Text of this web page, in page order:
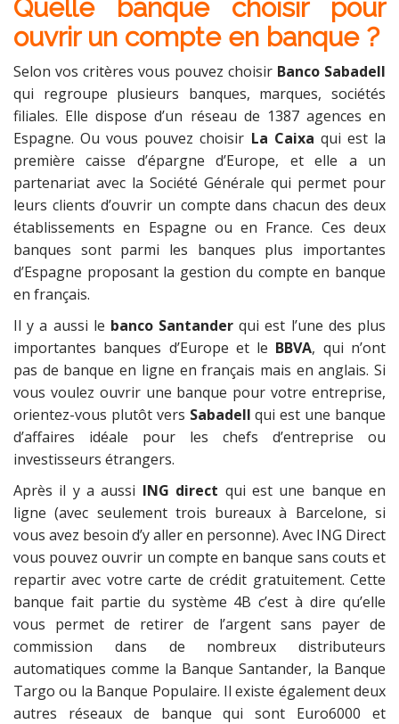
Quelle banque choisir pour
ouvrir un compte en banque ?
Selon vos critères vous pouvez choisir Banco Sabadell
qui regroupe plusieurs banques, marques, sociétés
filiales. Elle dispose d’un réseau de 1387 agences en
Espagne. Ou vous pouvez choisir La Caixa qui est la
première caisse d’épargne d’Europe, et elle a un
partenariat avec la Société Générale qui permet pour
leurs clients d’ouvrir un compte dans chacun des deux
établissements en Espagne ou en France. Ces deux
banques sont parmi les banques plus importantes
d’Espagne proposant la gestion du compte en banque
en français.
Il y a aussi le banco Santander qui est l’une des plus
importantes banques d’Europe et le BBVA, qui n’ont
pas de banque en ligne en français mais en anglais. Si
vous voulez ouvrir une banque pour votre entreprise,
orientez-vous plutôt vers Sabadell qui est une banque
d’affaires idéale pour les chefs d’entreprise ou
investisseurs étrangers.
Après il y a aussi ING direct qui est une banque en
ligne (avec seulement trois bureaux à Barcelone, si
vous avez besoin d’y aller en personne). Avec ING Direct
vous pouvez ouvrir un compte en banque sans couts et
repartir avec votre carte de crédit gratuitement. Cette
banque fait partie du système 4B c’est à dire qu’elle
vous permet de retirer de l’argent sans payer de
commission dans de nombreux distributeurs
automatiques comme la Banque Santander, la Banque
Targo ou la Banque Populaire. Il existe également deux
autres réseaux de banque qui sont Euro6000 et